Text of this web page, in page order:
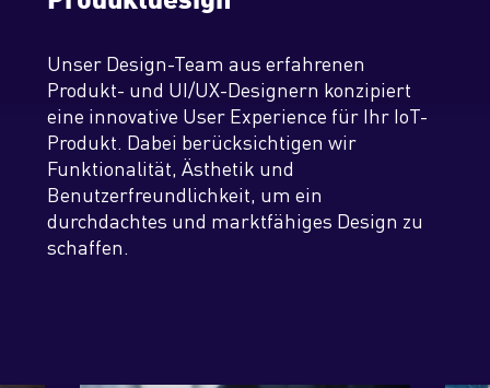
Auszeichnungen & Zertifizierungen
Publikationen
Vision & Werte
Pressemitteilungen
Standorte
Unser Explicafé
Wen wir suchen
Stellenangebote
Bewerbungsprozess
Unser Design-Team aus erfahrenen
Produkt- und UI/UX-Designern konzipiert
eine innovative User Experience für Ihr IoT-
Produkt. Dabei berücksichtigen wir
Funktionalität, Ästhetik und
Benutzerfreundlichkeit, um ein
durchdachtes und marktfähiges Design zu
schaffen.